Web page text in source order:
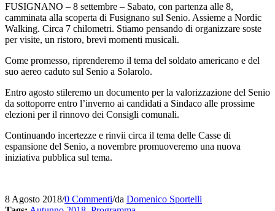
FUSIGNANO – 8 settembre – Sabato, con partenza alle 8,
camminata alla scoperta di Fusignano sul Senio. Assieme a Nordic
Walking. Circa 7 chilometri. Stiamo pensando di organizzare soste
per visite, un ristoro, brevi momenti musicali.
Come promesso, riprenderemo il tema del soldato americano e del
suo aereo caduto sul Senio a Solarolo.
Entro agosto stileremo un documento per la valorizzazione del Senio
da sottoporre entro l’inverno ai candidati a Sindaco alle prossime
elezioni per il rinnovo dei Consigli comunali.
Continuando incertezze e rinvii circa il tema delle Casse di
espansione del Senio, a novembre promuoveremo una nuova
iniziativa pubblica sul tema.
8 Agosto 2018/0 Commenti/da Domenico Sportelli